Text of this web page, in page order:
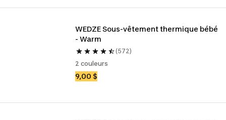
WEDZE Sous-vêtement thermique bébé
- Warm
(572)
2 couleurs
9,00 $